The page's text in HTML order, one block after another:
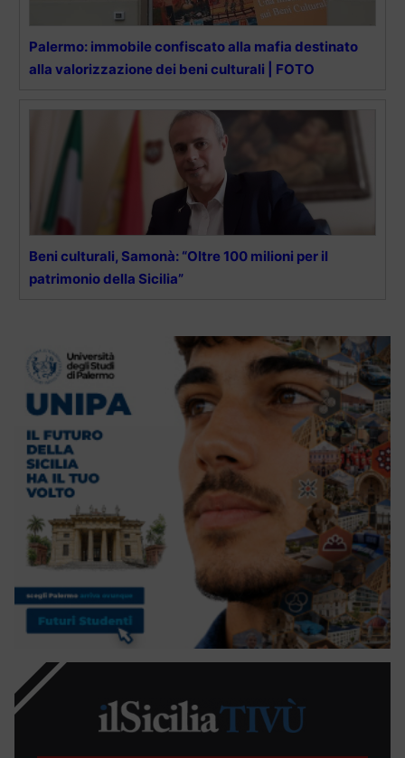
Palermo: immobile confiscato alla mafia destinato
alla valorizzazione dei beni culturali | FOTO
Beni culturali, Samonà: “Oltre 100 milioni per il
patrimonio della Sicilia”